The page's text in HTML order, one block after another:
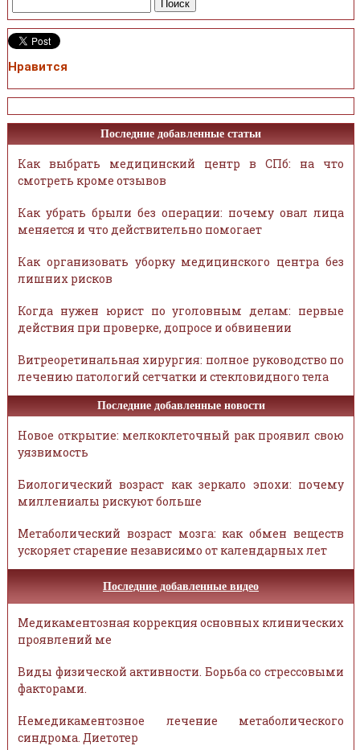
Нравится
Последние добавленные статьи
Как выбрать медицинский центр в СПб: на что
смотреть кроме отзывов
Как убрать брыли без операции: почему овал лица
меняется и что действительно помогает
Как организовать уборку медицинского центра без
лишних рисков
Когда нужен юрист по уголовным делам: первые
действия при проверке, допросе и обвинении
Витреоретинальная хирургия: полное руководство по
лечению патологий сетчатки и стекловидного тела
Последние добавленные новости
Новое открытие: мелкоклеточный рак проявил свою
уязвимость
Биологический возраст как зеркало эпохи: почему
миллениалы рискуют больше
Метаболический возраст мозга: как обмен веществ
ускоряет старение независимо от календарных лет
Последние добавленные видео
Медикаментозная коррекция основных клинических
проявлений ме
Виды физической активности. Борьба со стрессовыми
факторами.
Немедикаментозное лечение метаболического
синдрома. Диетотер